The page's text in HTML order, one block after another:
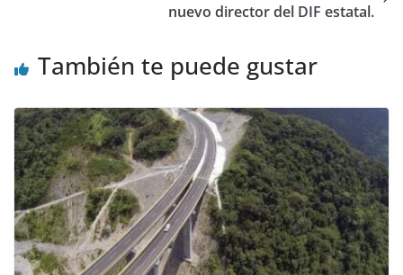
nuevo director del DIF estatal.
También te puede gustar